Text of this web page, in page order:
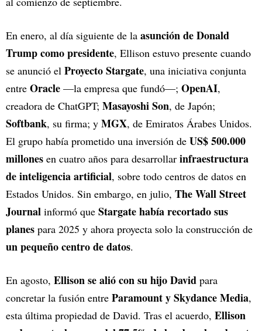
En enero, al día siguiente de la asunción de Donald
Trump como presidente, Ellison estuvo presente cuando
se anunció el Proyecto Stargate, una iniciativa conjunta
entre Oracle —la empresa que fundó—; OpenAI,
creadora de ChatGPT; Masayoshi Son, de Japón;
Softbank, su firma; y MGX, de Emiratos Árabes Unidos.
El grupo había prometido una inversión de US$ 500.000
millones en cuatro años para desarrollar infraestructura
de inteligencia artificial, sobre todo centros de datos en
Estados Unidos. Sin embargo, en julio, The Wall Street
Journal informó que Stargate había recortado sus
planes para 2025 y ahora proyecta solo la construcción de
un pequeño centro de datos.
En agosto, Ellison se alió con su hijo David para
concretar la fusión entre Paramount y Skydance Media,
esta última propiedad de David. Tras el acuerdo, Ellison